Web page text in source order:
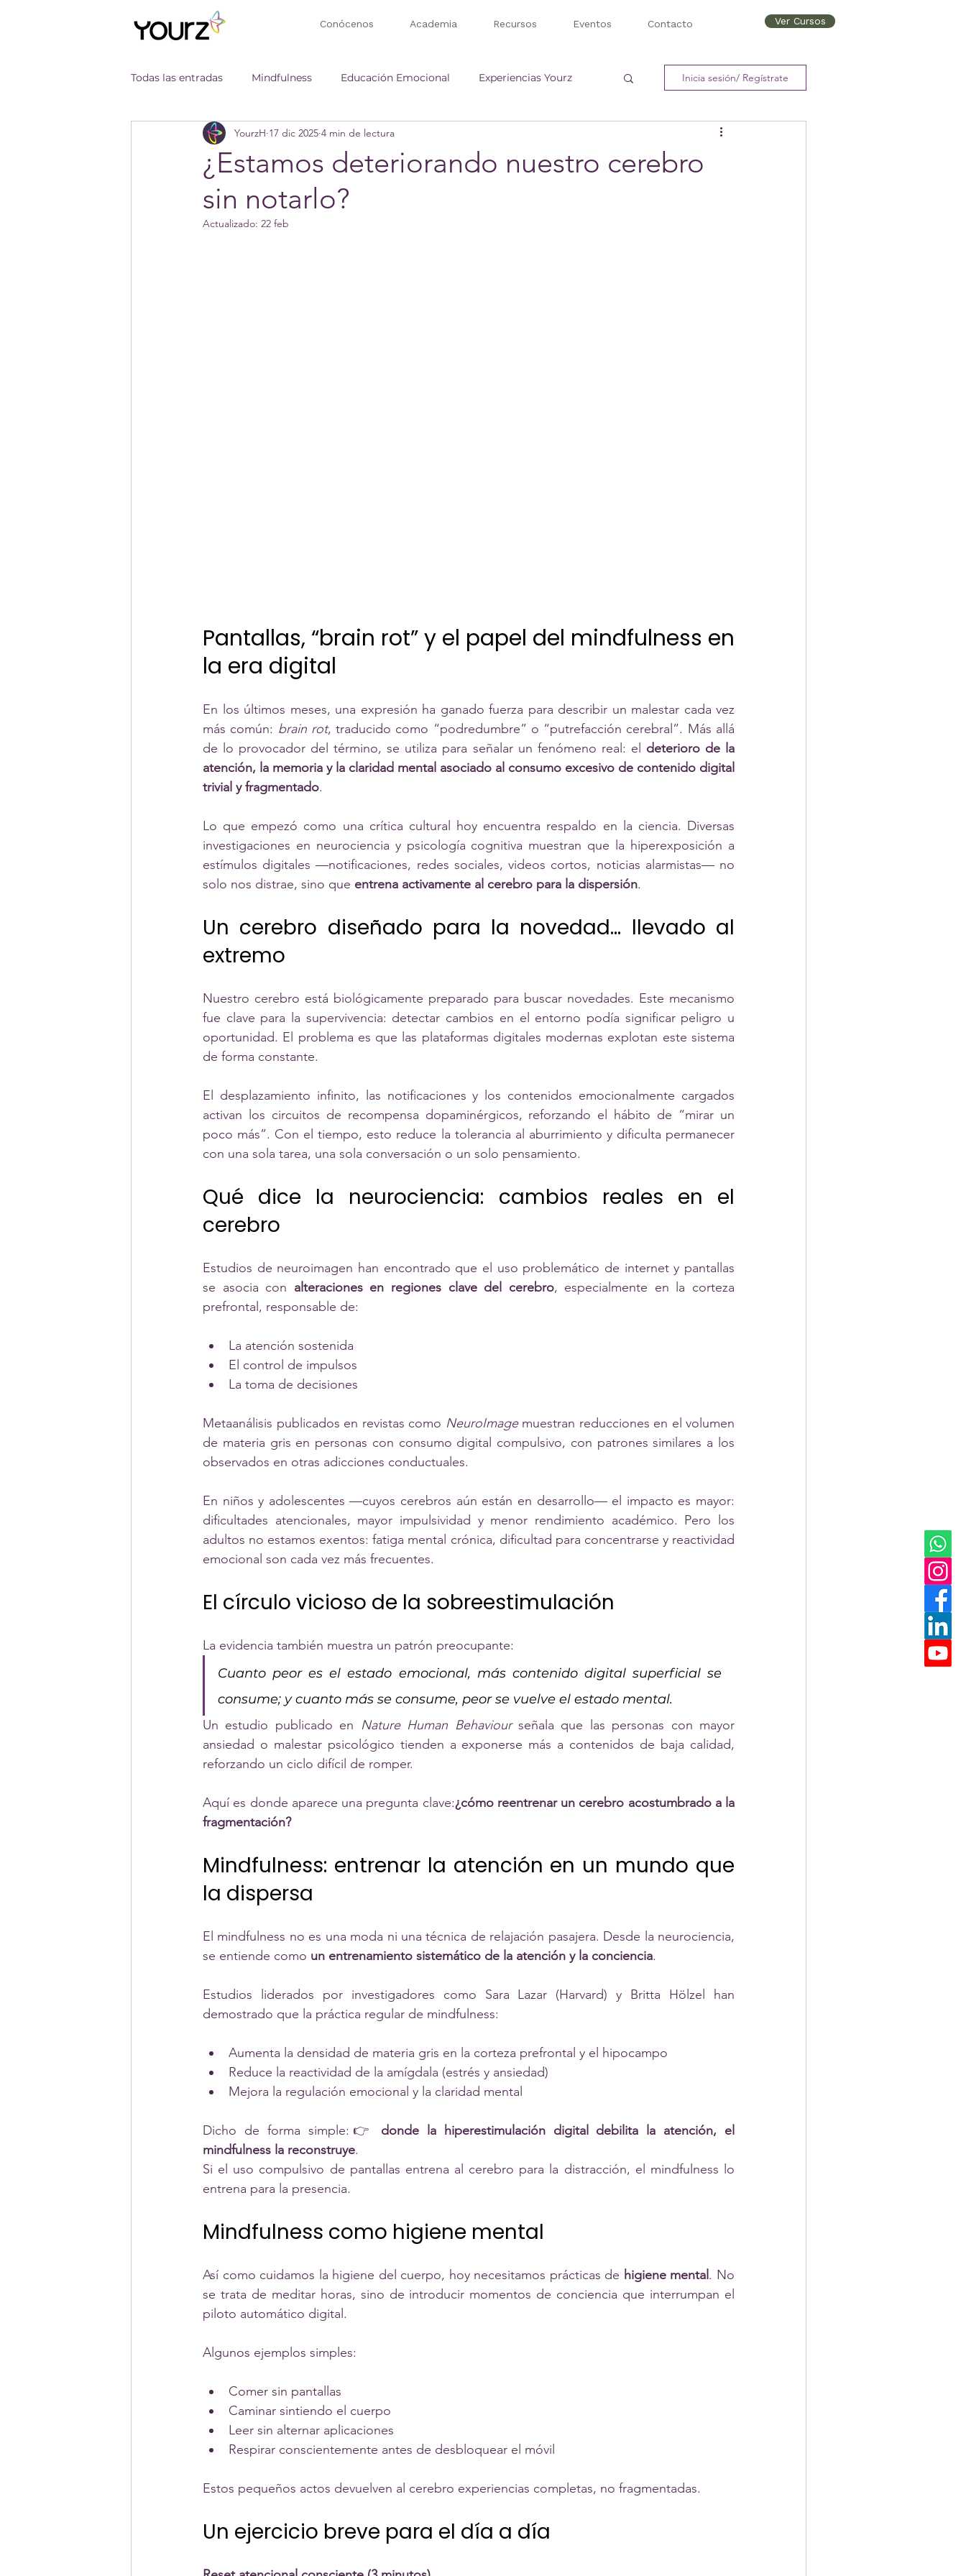
Conócenos Academia Recursos Eventos Contacto Ver Cursos
Todas las entradas Mindfulness Educación Emocional Experiencias Yourz
Nuestra Formación
Inicia sesión/ Regístrate
¿Estamos deteriorando nuestro cerebro
sin notarlo?
YourzH 17 dic 2025 4 min de lectura
Actualizado: 22 feb
Pantallas, “brain rot” y el papel del mindfulness en
la era digital
En los últimos meses, una expresión ha ganado fuerza para describir un malestar cada vez
más común: brain rot, traducido como “podredumbre” o “putrefacción cerebral”. Más allá
de lo provocador del término, se utiliza para señalar un fenómeno real: el deterioro de la
atención, la memoria y la claridad mental asociado al consumo excesivo de contenido digital
trivial y fragmentado.
Lo que empezó como una crítica cultural hoy encuentra respaldo en la ciencia. Diversas
investigaciones en neurociencia y psicología cognitiva muestran que la hiperexposición a
estímulos digitales —notificaciones, redes sociales, videos cortos, noticias alarmistas— no
solo nos distrae, sino que entrena activamente al cerebro para la dispersión.
Un cerebro diseñado para la novedad… llevado al
extremo
Nuestro cerebro está biológicamente preparado para buscar novedades. Este mecanismo
fue clave para la supervivencia: detectar cambios en el entorno podía significar peligro u
oportunidad. El problema es que las plataformas digitales modernas explotan este sistema
de forma constante.
El desplazamiento infinito, las notificaciones y los contenidos emocionalmente cargados
activan los circuitos de recompensa dopaminérgicos, reforzando el hábito de “mirar un
poco más”. Con el tiempo, esto reduce la tolerancia al aburrimiento y dificulta permanecer
con una sola tarea, una sola conversación o un solo pensamiento.
Qué dice la neurociencia: cambios reales en el
cerebro
Estudios de neuroimagen han encontrado que el uso problemático de internet y pantallas
se asocia con alteraciones en regiones clave del cerebro, especialmente en la corteza
prefrontal, responsable de:
La atención sostenida
El control de impulsos
La toma de decisiones
Metaanálisis publicados en revistas como NeuroImage muestran reducciones en el volumen
de materia gris en personas con consumo digital compulsivo, con patrones similares a los
observados en otras adicciones conductuales.
En niños y adolescentes —cuyos cerebros aún están en desarrollo— el impacto es mayor:
dificultades atencionales, mayor impulsividad y menor rendimiento académico. Pero los
adultos no estamos exentos: fatiga mental crónica, dificultad para concentrarse y reactividad
emocional son cada vez más frecuentes.
El círculo vicioso de la sobreestimulación
La evidencia también muestra un patrón preocupante:
Cuanto peor es el estado emocional, más contenido digital superficial se
consume; y cuanto más se consume, peor se vuelve el estado mental.
Un estudio publicado en Nature Human Behaviour señala que las personas con mayor
ansiedad o malestar psicológico tienden a exponerse más a contenidos de baja calidad,
reforzando un ciclo difícil de romper.
Aquí es donde aparece una pregunta clave:¿cómo reentrenar un cerebro acostumbrado a la
fragmentación?
Mindfulness: entrenar la atención en un mundo que
la dispersa
El mindfulness no es una moda ni una técnica de relajación pasajera. Desde la neurociencia,
se entiende como un entrenamiento sistemático de la atención y la conciencia.
Estudios liderados por investigadores como Sara Lazar (Harvard) y Britta Hölzel han
demostrado que la práctica regular de mindfulness:
Aumenta la densidad de materia gris en la corteza prefrontal y el hipocampo
Reduce la reactividad de la amígdala (estrés y ansiedad)
Mejora la regulación emocional y la claridad mental
Dicho de forma simple:👉 donde la hiperestimulación digital debilita la atención, el
mindfulness la reconstruye.
Si el uso compulsivo de pantallas entrena al cerebro para la distracción, el mindfulness lo
entrena para la presencia.
Mindfulness como higiene mental
Así como cuidamos la higiene del cuerpo, hoy necesitamos prácticas de higiene mental . No
se trata de meditar horas, sino de introducir momentos de conciencia que interrumpan el
piloto automático digital.
Algunos ejemplos simples:
Comer sin pantallas
Caminar sintiendo el cuerpo
Leer sin alternar aplicaciones
Respirar conscientemente antes de desbloquear el móvil
Estos pequeños actos devuelven al cerebro experiencias completas, no fragmentadas.
Un ejercicio breve para el día a día